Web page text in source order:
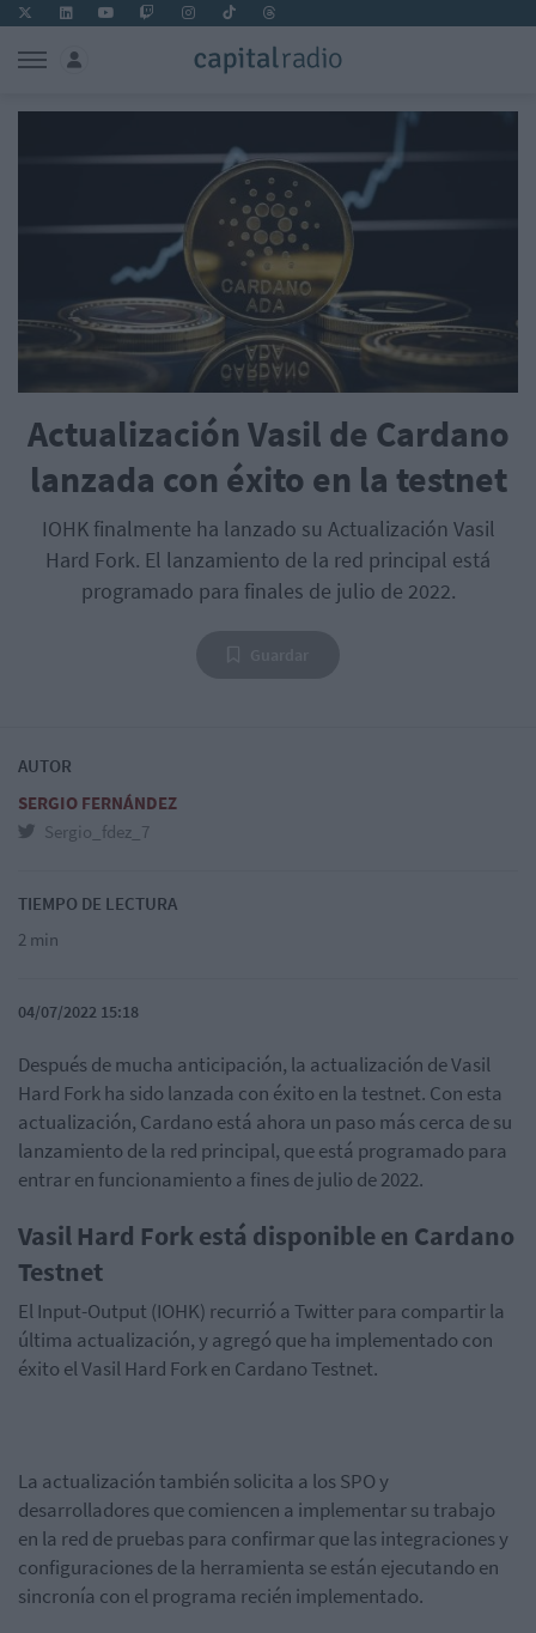
Actualización Vasil de Cardano
lanzada con éxito en la testnet
IOHK finalmente ha lanzado su Actualización Vasil
Hard Fork. El lanzamiento de la red principal está
programado para finales de julio de 2022.
AUTOR
SERGIO FERNÁNDEZ
Sergio_fdez_7
TIEMPO DE LECTURA
2 min
04/07/2022 15:18
Después de mucha anticipación, la actualización de Vasil
Hard Fork ha sido lanzada con éxito en la testnet. Con esta
actualización, Cardano está ahora un paso más cerca de su
lanzamiento de la red principal, que está programado para
entrar en funcionamiento a fines de julio de 2022.
Vasil Hard Fork está disponible en Cardano
Testnet
El Input-Output (IOHK) recurrió a Twitter para compartir la
última actualización, y agregó que ha implementado con
éxito el Vasil Hard Fork en Cardano Testnet.
La actualización también solicita a los SPO y
desarrolladores que comiencen a implementar su trabajo
en la red de pruebas para confirmar que las integraciones y
configuraciones de la herramienta se están ejecutando en
sincronía con el programa recién implementado.